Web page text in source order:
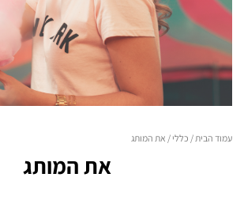
עמוד הבית/כללי/ את המותג
את המותג